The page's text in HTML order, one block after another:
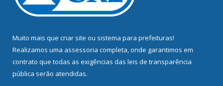
Muito mais que criar site ou sistema para prefeituras!
Realizamos uma assessoria completa, onde garantimos em
contrato que todas as exigências das leis de transparência
pública serão atendidas.